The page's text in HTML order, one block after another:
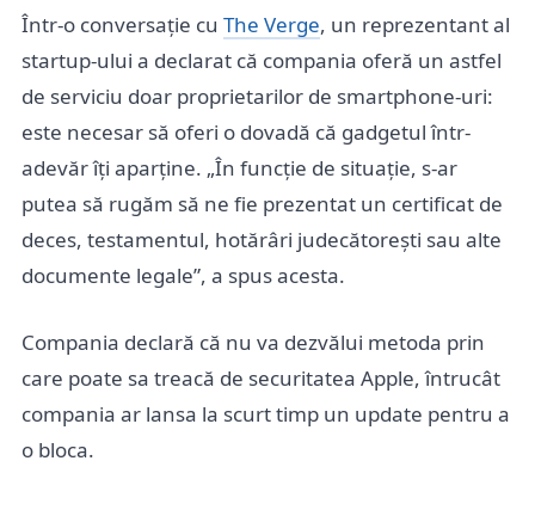
Într-o conversație cu The Verge, un reprezentant al
startup-ului a declarat că compania oferă un astfel
de serviciu doar proprietarilor de smartphone-uri:
este necesar să oferi o dovadă că gadgetul într-
adevăr îți aparține. „În funcție de situație, s-ar
putea să rugăm să ne fie prezentat un certificat de
deces, testamentul, hotărâri judecătorești sau alte
documente legale”, a spus acesta.
Compania declară că nu va dezvălui metoda prin
care poate sa treacă de securitatea Apple, întrucât
compania ar lansa la scurt timp un update pentru a
o bloca.